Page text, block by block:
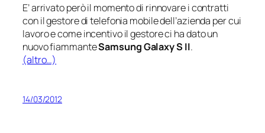
E’ arrivato però il momento di rinnovare i contratti
con il gestore di telefonia mobile dell’azienda per cui
lavoro e come incentivo il gestore ci ha dato un
nuovo fiammanteSamsung Galaxy S II.
(altro…)
14/03/2012